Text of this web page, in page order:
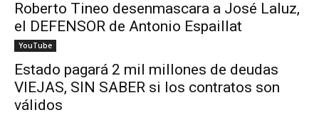
Roberto Tineo desenmascara a José Laluz,
el DEFENSOR de Antonio Espaillat
YouTube
Estado pagará 2 mil millones de deudas
VIEJAS, SIN SABER si los contratos son
válidos